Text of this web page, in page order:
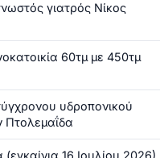
γιατρός Νίκος
60τμ με 450τμ
υδροπονικού
Πτολεμαΐδα